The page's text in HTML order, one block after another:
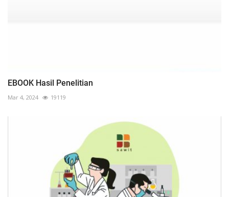
EBOOK Hasil Penelitian
Mar 4, 2024 19119